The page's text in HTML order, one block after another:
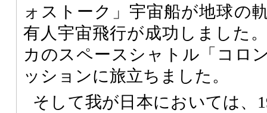
ォストーク」宇宙船が地球の
有人宇宙飛行が成功しました
カのスペースシャトル「コロ
ッションに旅立ちました。
そして我が日本においては、